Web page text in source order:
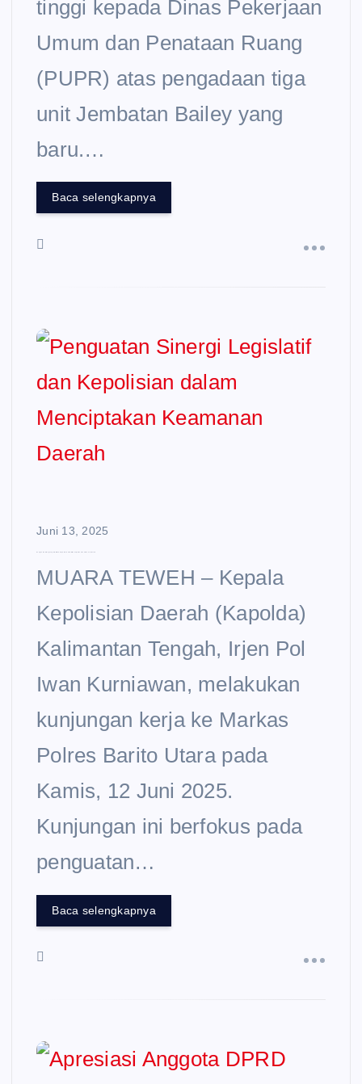
tinggi kepada Dinas Pekerjaan
Umum dan Penataan Ruang
(PUPR) atas pengadaan tiga
unit Jembatan Bailey yang
baru.…
Baca selengkapnya
Juni 13, 2025
MUARA TEWEH – Kepala
Kepolisian Daerah (Kapolda)
Kalimantan Tengah, Irjen Pol
Iwan Kurniawan, melakukan
kunjungan kerja ke Markas
Polres Barito Utara pada
Kamis, 12 Juni 2025.
Kunjungan ini berfokus pada
penguatan…
Baca selengkapnya